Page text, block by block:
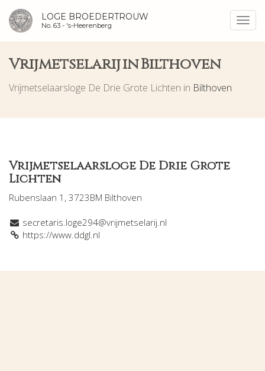
LOGE BROEDERTROUW
No. 63 - 's-Heerenberg
Vrijmetselarij in Bilthoven
Vrijmetselaarsloge De Drie Grote Lichten in Bilthoven
Vrijmetselaarsloge De Drie Grote
Lichten
Rubenslaan 1, 3723BM Bilthoven
secretaris.loge294@vrijmetselarij.nl
https://www.ddgl.nl